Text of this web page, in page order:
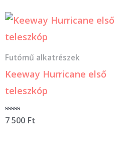
Futómű alkatrészek
Keeway Hurricane első
teleszkóp
Értékelés:
7 500 Ft